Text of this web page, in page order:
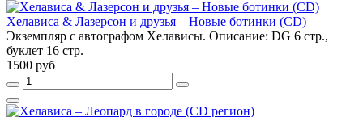
Хелависа & Лазерсон и друзья – Новые ботинки (CD)
Экземпляр с автографом Хелависы. Описание: DG 6 стр.,
буклет 16 стр.
1500 руб